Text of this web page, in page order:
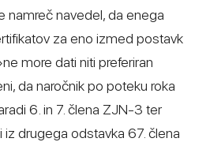
namreč navedel, da enega
za eno izmed postavk
more dati niti preferiran
da naročnik po poteku roka
6. in 7. člena ZJN-3 ter
iz drugega odstavka 67. člena